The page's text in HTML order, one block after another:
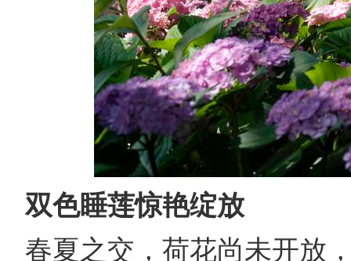
双色睡莲惊艳绽放
春夏之交，荷花尚未开放